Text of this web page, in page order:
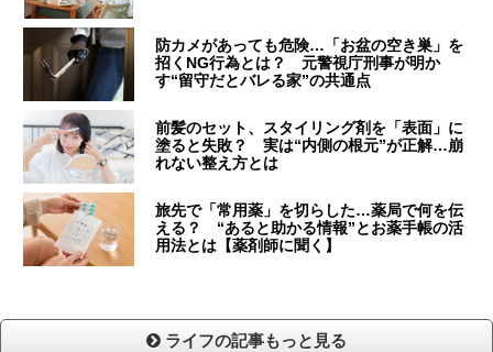
防カメがあっても危険…「お盆の空き巣」を
招くNG行為とは？ 元警視庁刑事が明か
す“留守だとバレる家”の共通点
前髪のセット、スタイリング剤を「表面」に
塗ると失敗？ 実は“内側の根元”が正解…崩
れない整え方とは
旅先で「常用薬」を切らした…薬局で何を伝
える？ “あると助かる情報”とお薬手帳の活
用法とは【薬剤師に聞く】
ライフの記事もっと見る